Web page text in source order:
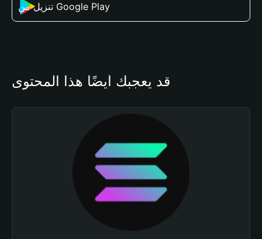
تنزيل من Google Play
قد يعجبك أيضًا هذا المحتوى